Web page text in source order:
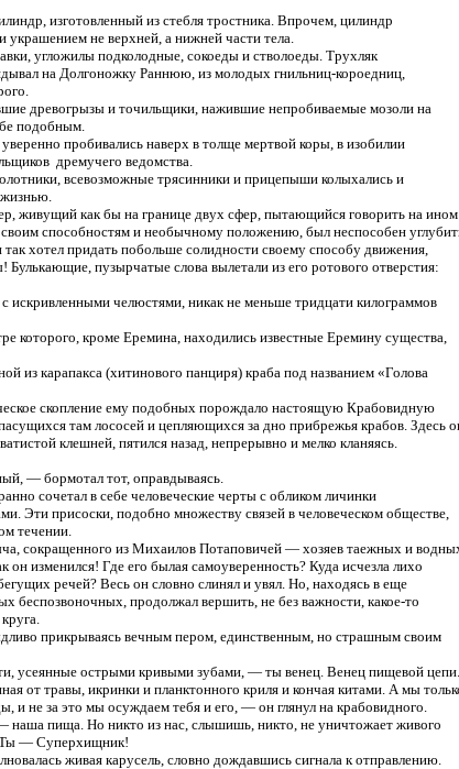
изготовленный из стебля тростника. Впрочем, цилиндр
украшением не верхней, а нижней части тела.
угложилы подколодные, сокоеды и стволоеды. Трухляк
на Долгоножку Раннюю, из молодых гнильниц-короедниц,
древогрызы и точильщики, нажившие непробиваемые мозоли на
подобным.
пробивались наверх в толще мертвой коры, в изобилии
дремучего ведомства.
всевозможные трясинники и прицепыши колыхались и
жизнью.
живущий как бы на границе двух cфep, пытающийся говорить на ином
способностям и необычному положению, был неспособен
хотел придать побольше солидности своему способу движения,
пузырчатые слова вылетали из его ротового отверстия:
челюстями, никак не меньше тридцати килограммов
которого, кроме Еремина, находились известные Еремину существа,
из карапакса (хитинового панциря) краба под названием «Голова
скопление ему подобных порождало настоящую Крабовидную
там лососей и цепляющихся за дно прибрежья крабов. Здесь
клешней, пятился назад, непрерывно и мелко кланяясь.
— бормотал тот, оправдываясь.
сочетал в себе человеческие черты с обликом личинки
Эти присоски, подобно множеству связей в человеческом обществе,
течении.
сокращенного из Михаилов Потаповичей — хозяев таежных и
изменился! Где его былая самоуверенность? Куда исчезла лихо
речей? Весь он словно слинял и увял. Но, находясь в еще
беспозвоночных, продолжал вершить, не без важности, какое-то
прикрываясь вечным пером, единственным, но страшным своим
усеянные острыми кривыми зубами, — ты венец. Венец пищевой цепи.
от травы, икринки и планктонного криля и кончая китами. А мы
и не за это мы осуждаем тебя и его, — он глянул на крабовидного.
пища. Но никто из нас, слышишь, никто, не уничтожает живого
Ты — Суперхищник!
живая карусель, словно дождавшись сигнала к отправлению.